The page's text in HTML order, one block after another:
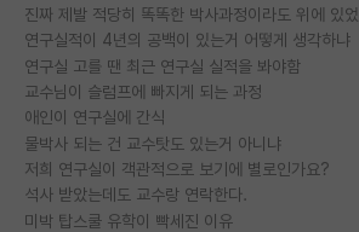
연구실적이 4년의 공백이 있는거 어떻게 생각하냐
연구실 고를 땐 최근 연구실 실적을 봐야함
교수님이 슬럼프에 빠지게 되는 과정
애인이 연구실에 간식
물박사 되는 건 교수탓도 있는거 아니냐
저희 연구실이 객관적으로 보기에 별로인가요?
석사 받았는데도 교수랑 연락한다.
미박 탑스쿨 유학이 빡세진 이유